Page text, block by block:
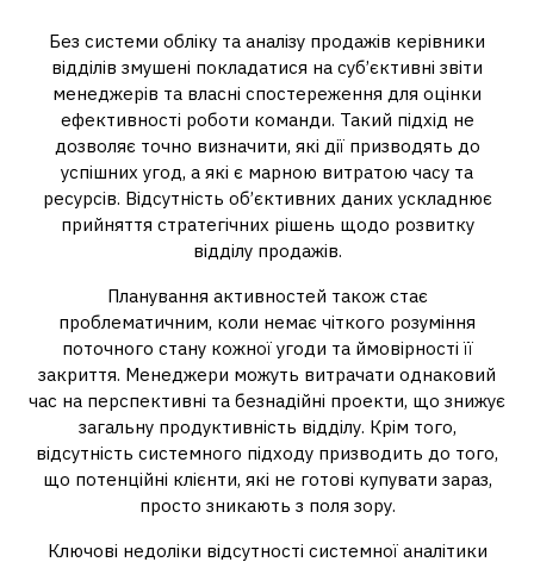
Без системи обліку та аналізу продажів керівники
відділів змушені покладатися на суб’єктивні звіти
менеджерів та власні спостереження для оцінки
ефективності роботи команди. Такий підхід не
дозволяє точно визначити, які дії призводять до
успішних угод, а які є марною витратою часу та
ресурсів. Відсутність об’єктивних даних ускладнює
прийняття стратегічних рішень щодо розвитку
відділу продажів.
Планування активностей також стає
проблематичним, коли немає чіткого розуміння
поточного стану кожної угоди та ймовірності її
закриття. Менеджери можуть витрачати однаковий
час на перспективні та безнадійні проекти, що знижує
загальну продуктивність відділу. Крім того,
відсутність системного підходу призводить до того,
що потенційні клієнти, які не готові купувати зараз,
просто зникають з поля зору.
Ключові недоліки відсутності системної аналітики